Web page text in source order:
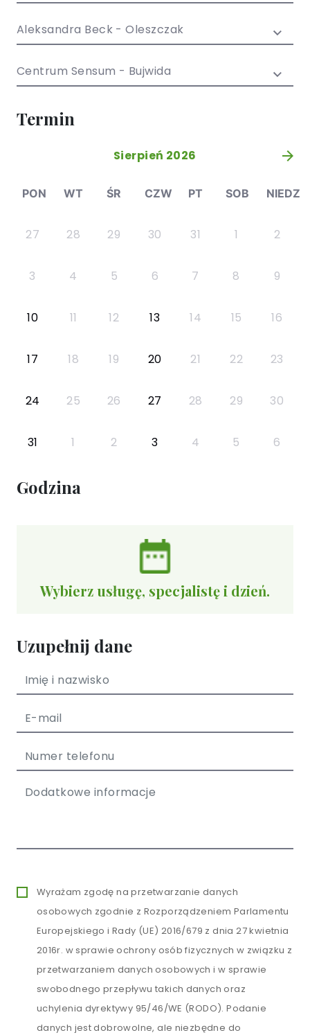
młodzieży
Aleksandra Beck - Oleszczak
Centrum Sensum - Bujwida
Termin
Sierpień 2026 »
PON WT ŚR CZW PT SOB NIEDZ
27 28 29 30 31 1 2
3 4 5 6 7 8 9
10 11 12 13 14 15 16
17 18 19 20 21 22 23
24 25 26 27 28 29 30
31 1 2 3 4 5 6
Godzina
Wybierz usługę, specjalistę i dzień.
Uzupełnij dane
Wyrażam zgodę na przetwarzanie danych
osobowych zgodnie z Rozporządzeniem Parlamentu
Europejskiego i Rady (UE) 2016/679 z dnia 27 kwietnia
2016r. w sprawie ochrony osób fizycznych w związku z
przetwarzaniem danych osobowych i w sprawie
swobodnego przepływu takich danych oraz
uchylenia dyrektywy 95/46/WE (RODO). Podanie
danych jest dobrowolne, ale niezbędne do